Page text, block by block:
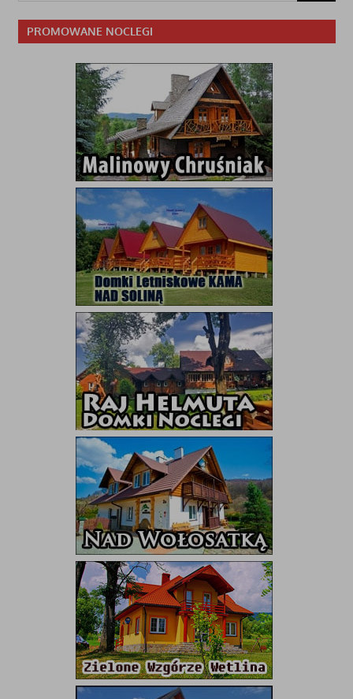
PROMOWANE NOCLEGI